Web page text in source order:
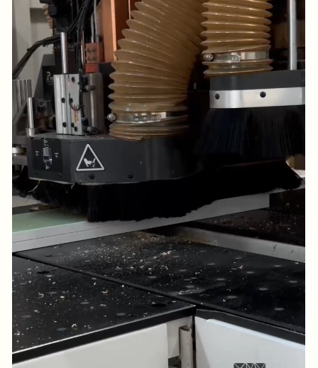
Станок ленточнопильный полуавтомат для
резки пачек металлических труб
Трубогибочный станок
Сварочный полуавтомат
Станок кромкооблицовочный для
криволинейных деталей
Станок кромкооблицовочный для прямых
деталей
Станок сверлильный ЧПУ
Станок пильный по дереву для раскроя
ЛДСП, Фанеры, МДФ.
Комплекс для порошковой краски
Сверлильные станки (4шт.)
Обрабатывающий центр по дереву – линия
«NESTING»